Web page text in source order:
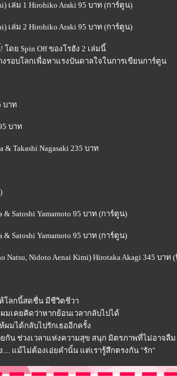
เล่ม 1 Hirohiko Araki 95 บาท (การ์ตูน)
เล่ม 2 Hirohiko Araki 95 บาท (การ์ตูน)
ดย Spin Off ของโรฮัง 2 เล่มนี้
รอบโลกเพื่อหาแรงบันดาลใจในการเขียนการ์ตูน
บาท
บาท
& Takashi Nagasaki 235 บาท
Satoshi Yamamoto 95 บาท (การ์ตูน)
Satoshi Yamamoto 95 บาท (การ์ตูน)
Nidoto Aenai Kimi) Hirotaka Akagi 345 บาท
โลกนี้สดชื่น มีชีวิตชีวา
มเคยคิดว่าหากย้อนเวลากลับไปได้
มได้กลับไปรักเธออีกครั้ง
กัน ช่วงเวลาแห่งความสุข สนุก มิตรภาพที่ไม่อาจลืม
แม้ไม่ต้องเอ่ยคำนั้น แต่เรารู้สึกตรงกัน "รัก"